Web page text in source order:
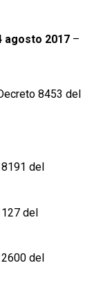
agosto 2017–
8453 del
del
del
del